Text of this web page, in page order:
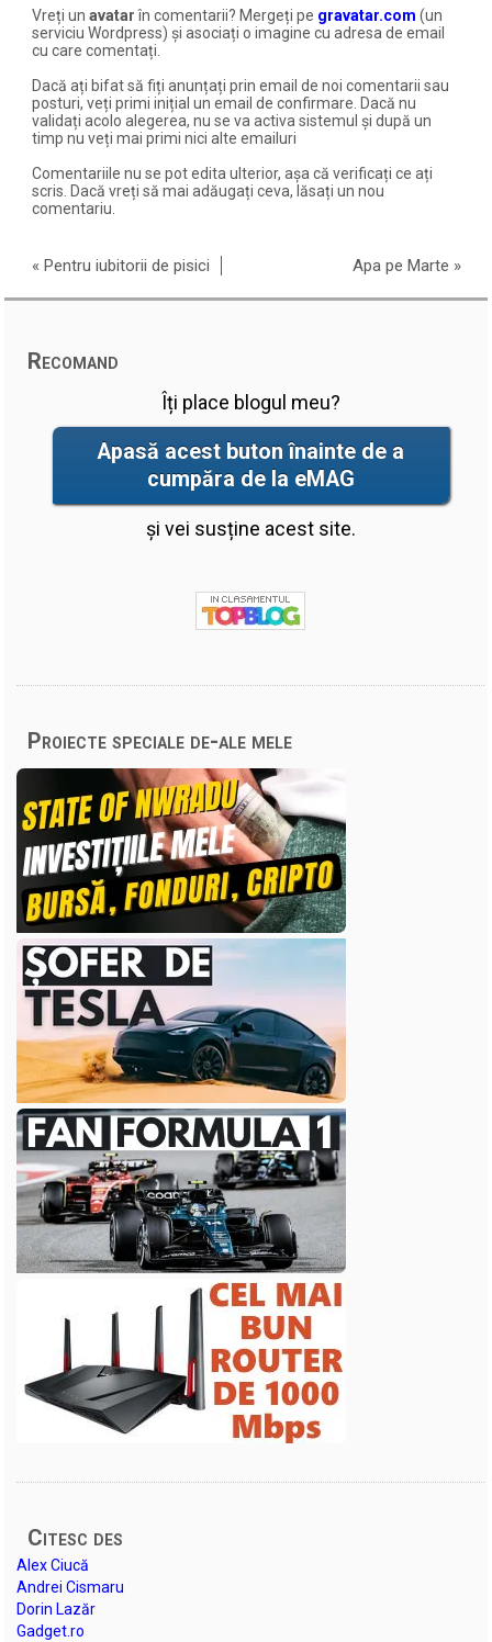
Vreți unavatarîn comentarii? Mergeți pe gravatar.com (un
serviciu Wordpress) și asociați o imagine cu adresa de email
cu care comentați.
Dacă ați bifat să fiți anunțați prin email de noi comentarii sau
posturi, veți primi inițial un email de confirmare. Dacă nu
validați acolo alegerea, nu se va activa sistemul și după un
timp nu veți mai primi nici alte emailuri
Comentariile nu se pot edita ulterior, așa că verificați ce ați
scris. Dacă vreți să mai adăugați ceva, lăsați un nou
comentariu.
«Pentru iubitorii de pisici Apa pe Marte »
Recomand
Îți place blogul meu?
Apasă acest buton înainte de a
cumpăra de la eMAG
și vei susține acest site.
Proiecte speciale de-ale mele
Citesc des
Alex Ciucă
Andrei Cismaru
Dorin Lazăr
Gadget.ro